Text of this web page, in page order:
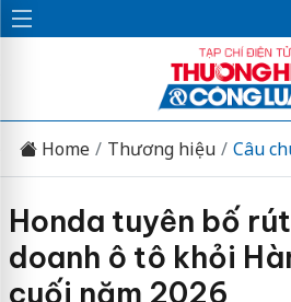
Home Thương hiệu Câu
Honda tuyên bố
doanh ô tô khỏi
cuối năm 2026